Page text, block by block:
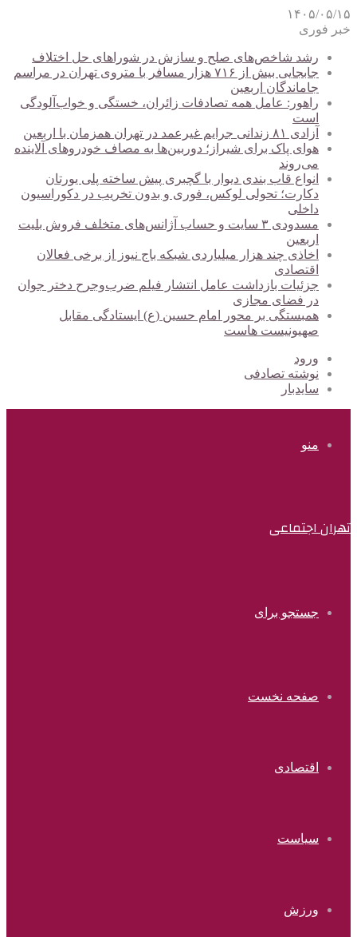
۱۴۰۵/۰۵/۱۵
خبر فوری
رشد شاخص‌های صلح و سازش در شوراهای حل اختلاف
جابجایی بیش از ۷۱۶ هزار مسافر با متروی تهران در مراسم
جاماندگان اربعین
راهور: عامل همه تصادفات زائران، خستگی و خواب‌آلودگی
است
آزادی ۸۱ زندانی جرایم غیرعمد در تهران همزمان با اربعین
هوای پاک برای شیراز؛ دوربین‌ها به مصاف خودروهای آلاینده
می‌روند
انواع قاب بندی دیوار با گچبری پیش ساخته پلی یورتان
دکارت؛ تحولی لوکس، فوری و بدون تخریب در دکوراسیون
داخلی
مسدودی ۳ سایت و حساب آژانس‌های متخلف فروش بلیت
اربعین
اخاذی چند هزار میلیاردی شبکه باج نیوز از برخی فعالان
اقتصادی
جزئیات بازداشت عامل انتشار فیلم ضرب‌وجرح دختر جوان
در فضای مجازی
همبستگی بر محور امام حسین (ع) ایستادگی مقابل
صهیونیست هاست
ورود
نوشته تصادفی
سایدبار
منو
تهران اجتماعی
جستجو برای
صفحه نخست
اقتصادی
سیاست
ورزش